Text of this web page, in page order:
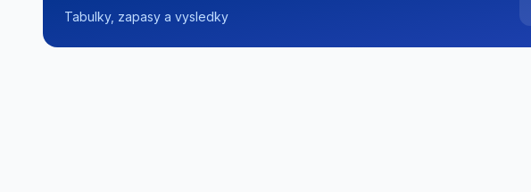
Tabulky, zapasy a vysledky